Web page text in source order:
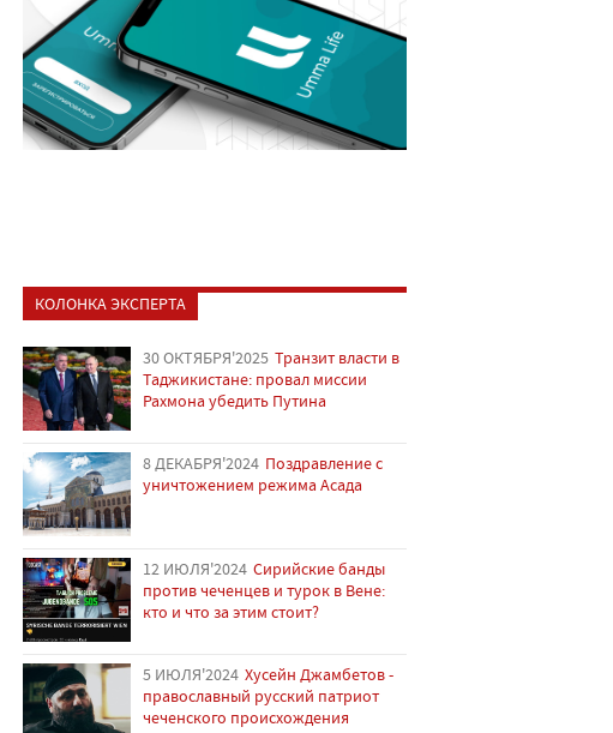
КОЛОНКА ЭКСПЕРТА
30 ОКТЯБРЯ'2025 Транзит власти в
Таджикистане: провал миссии
Рахмона убедить Путина
8 ДЕКАБРЯ'2024 Поздравление с
уничтожением режима Асада
12 ИЮЛЯ'2024 Сирийские банды
против чеченцев и турок в Вене:
кто и что за этим стоит?
5 ИЮЛЯ'2024 Хусейн Джамбетов -
православный русский патриот
чеченского происхождения